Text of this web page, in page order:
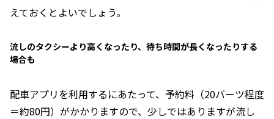
えておくとよいでしょう。
流しのタクシーより高くなったり、待ち時間が長くなったりする
場合も
配車アプリを利用するにあたって、予約料（20バーツ程度
＝約80円）がかかりますので、少しではありますが流し